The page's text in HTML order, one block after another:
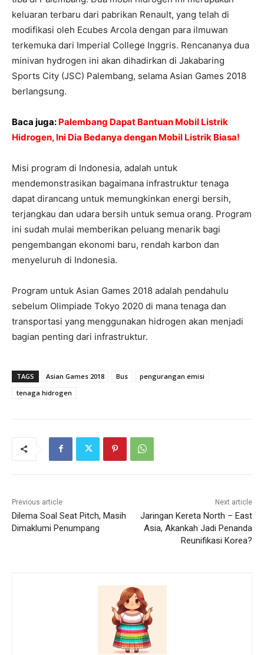
keluaran terbaru dari pabrikan Renault, yang telah di
modifikasi oleh Ecubes Arcola dengan para ilmuwan
terkemuka dari Imperial College Inggris. Rencananya dua
minivan hydrogen ini akan dihadirkan di Jakabaring
Sports City (JSC) Palembang, selama Asian Games 2018
berlangsung.
Baca juga: Palembang Dapat Bantuan Mobil Listrik
Hidrogen, Ini Dia Bedanya dengan Mobil Listrik Biasa!
Misi program di Indonesia, adalah untuk
mendemonstrasikan bagaimana infrastruktur tenaga
dapat dirancang untuk memungkinkan energi bersih,
terjangkau dan udara bersih untuk semua orang. Program
ini sudah mulai memberikan peluang menarik bagi
pengembangan ekonomi baru, rendah karbon dan
menyeluruh di Indonesia.
Program untuk Asian Games 2018 adalah pendahulu
sebelum Olimpiade Tokyo 2020 di mana tenaga dan
transportasi yang menggunakan hidrogen akan menjadi
bagian penting dari infrastruktur.
TAGS Asian Games 2018 Bus
pengurangan emisi
tenaga hidrogen
Previous article
Dilema Soal Seat Pitch, Masih
Dimaklumi Penumpang
Next article
Jaringan Kereta North – East
Asia, Akankah Jadi Penanda
Reunifikasi Korea?